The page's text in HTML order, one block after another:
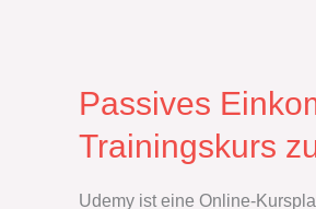
Passives
Trainingskurs
Udemy ist eine Online-
durch
das
Erstellen
Online-